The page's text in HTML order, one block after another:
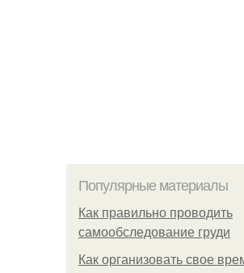
Популярные материалы
Как правильно проводить
самообследование груди
Как организовать свое